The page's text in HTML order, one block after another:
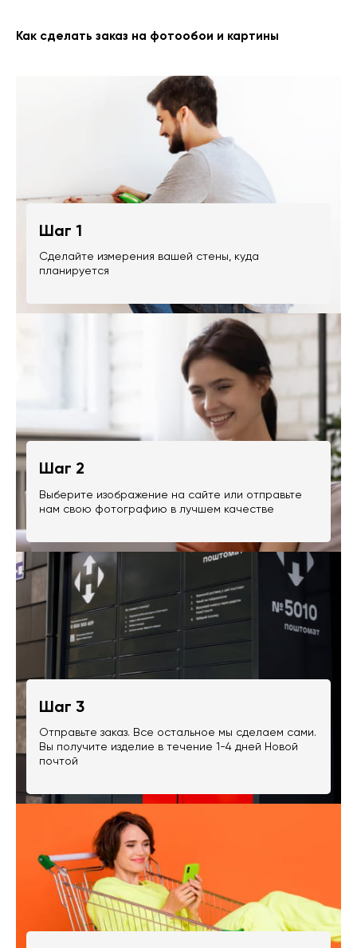
Как сделать заказ на фотообои и картины
Шаг 1
Сделайте измерения вашей стены, куда
планируется
Шаг 2
Выберите изображение на сайте или отправьте
нам свою фотографию в лучшем качестве
Шаг 3
Отправьте заказ. Все остальное мы сделаем сами.
Вы получите изделие в течение 1-4 дней Новой
почтой